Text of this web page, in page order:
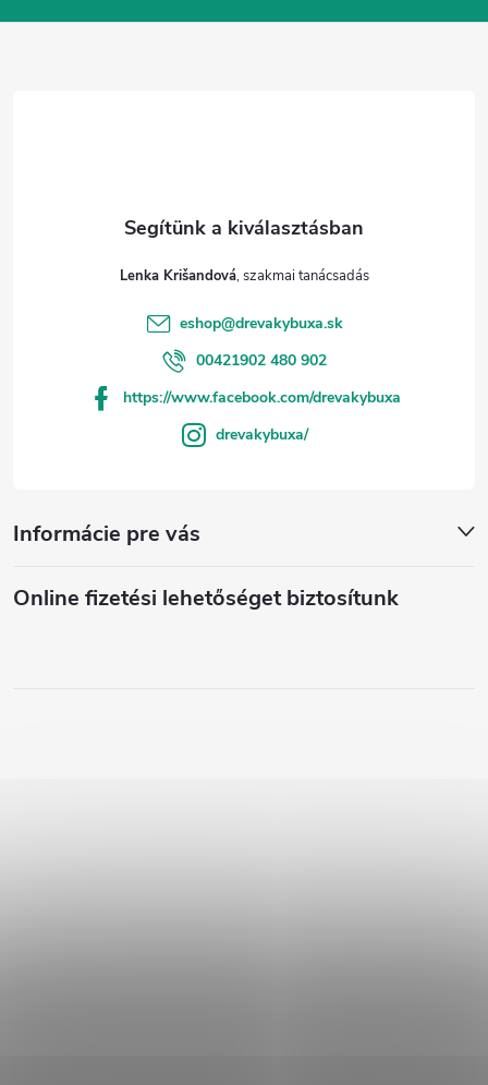
l
Lenka Krišandová
eshop@drevakybuxa.sk
00421902 480 902
https://www.facebook.com/drevakybuxa
drevakybuxa/
Informácie pre vás
Online fizetési lehetőséget biztosítunk